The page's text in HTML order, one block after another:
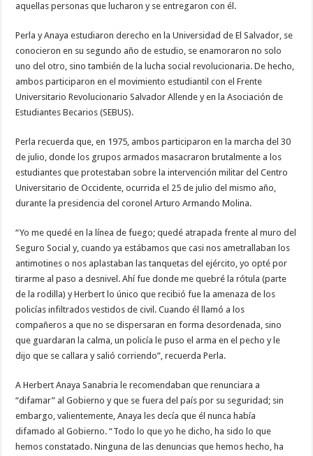
aquellas personas que lucharon y se entregaron con él.
Perla y Anaya estudiaron derecho en la Universidad de El Salvador, se
conocieron en su segundo año de estudio, se enamoraron no solo
uno del otro, sino también de la lucha social revolucionaria. De hecho,
ambos participaron en el movimiento estudiantil con el Frente
Universitario Revolucionario Salvador Allende y en la Asociación de
Estudiantes Becarios (SEBUS).
Perla recuerda que, en 1975, ambos participaron en la marcha del 30
de julio, donde los grupos armados masacraron brutalmente a los
estudiantes que protestaban sobre la intervención militar del Centro
Universitario de Occidente, ocurrida el 25 de julio del mismo año,
durante la presidencia del coronel Arturo Armando Molina.
“Yo me quedé en la línea de fuego; quedé atrapada frente al muro del
Seguro Social y, cuando ya estábamos que casi nos ametrallaban los
antimotines o nos aplastaban las tanquetas del ejército, yo opté por
tirarme al paso a desnivel. Ahí fue donde me quebré la rótula (parte
de la rodilla) y Herbert lo único que recibió fue la amenaza de los
policías infiltrados vestidos de civil. Cuando él llamó a los
compañeros a que no se dispersaran en forma desordenada, sino
que guardaran la calma, un policía le puso el arma en el pecho y le
dijo que se callara y salió corriendo”, recuerda Perla.
A Herbert Anaya Sanabria le recomendaban que renunciara a
“difamar” al Gobierno y que se fuera del país por su seguridad; sin
embargo, valientemente, Anaya les decía que él nunca había
difamado al Gobierno. “Todo lo que yo he dicho, ha sido lo que
hemos constatado. Ninguna de las denuncias que hemos hecho, ha